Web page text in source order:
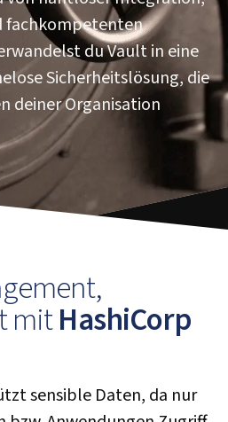
fachkompetenten
du Vault in eine
Sicherheitslösung, die
deiner Organisation
mitHashiCorp
sensible Daten, da nur